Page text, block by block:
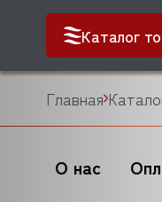
Каталог
Главная
О нас